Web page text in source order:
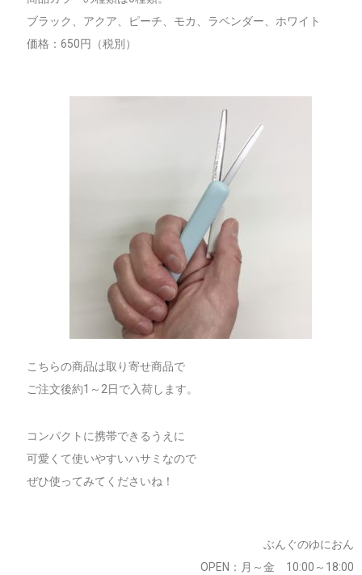
ブラック、アクア、ピーチ、モカ、ラベンダー、ホワイト
価格：650円（税別）
こちらの商品は取り寄せ商品で
ご注文後約1～2日で入荷します。
コンパクトに携帯できるうえに
可愛くて使いやすいハサミなので
ぜひ使ってみてくださいね！
ぶんぐのゆにおん
OPEN：月～金 10:00～18:00